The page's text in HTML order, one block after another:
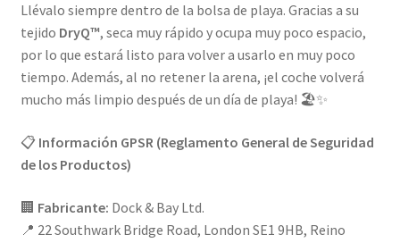
Llévalo siempre dentro de la bolsa de playa. Gracias a su
tejido DryQ™, seca muy rápido y ocupa muy poco espacio,
por lo que estará listo para volver a usarlo en muy poco
tiempo. Además, al no retener la arena, ¡el coche volverá
mucho más limpio después de un día de playa! 🏖️✨
📋 Información GPSR (Reglamento General de Seguridad
de los Productos)
🏢 Fabricante: Dock & Bay Ltd.
📍 22 Southwark Bridge Road, London SE1 9HB, Reino